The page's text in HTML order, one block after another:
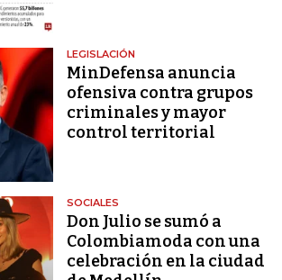
LEGISLACIÓN
MinDefensa anuncia
ofensiva contra grupos
criminales y mayor
control territorial
SOCIALES
Don Julio se sumó a
Colombiamoda con una
celebración en la ciudad